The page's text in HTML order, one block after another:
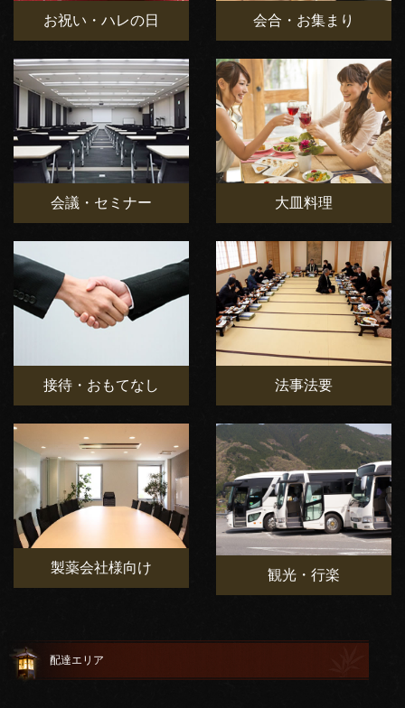
お祝い・ハレの日 会合・お集まり
会議・セミナー 大皿料理
接待・おもてなし 法事法要
製薬会社様向け 観光・行楽
配達エリア